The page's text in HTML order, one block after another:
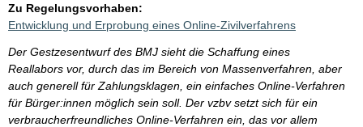
Zu Regelungsvorhaben:
Entwicklung und Erprobung eines Online-Zivilverfahrens
Der Gestzesentwurf des BMJ sieht die Schaffung eines
Reallabors vor, durch das im Bereich von Massenverfahren, aber
auch generell für Zahlungsklagen, ein einfaches Online-Verfahren
für Bürger:innen möglich sein soll. Der vzbv setzt sich für ein
verbraucherfreundliches Online-Verfahren ein, das vor allem